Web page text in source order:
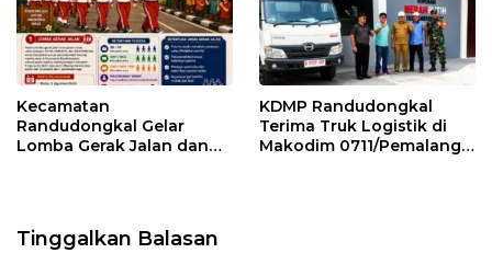
Kecamatan
Randudongkal Gelar
Lomba Gerak Jalan dan
KDMP Randudongkal
Terima Truk Logistik di
Makodim 0711/Pemalang
Tinggalkan Balasan